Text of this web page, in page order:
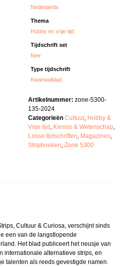
Nederlands
Thema
Hobby en vrije tijd
Tijdschrift set
Nee
Type tijdschrift
Kwartaalblad
Artikelnummer: zone-5300-
135-2024
Categorieën Cultuur, Hobby &
Vrije tijd , Kennis & Wetenschap,
Losse tijdschriften, Magazines,
Stripboeken, Zone 5300
Cultuur & Curiosa, verschijnt sinds
een van de langstlopende
Het blad publiceert het neusje van
internationale alternatieve strips, en
talenten als reeds gevestigde namen.